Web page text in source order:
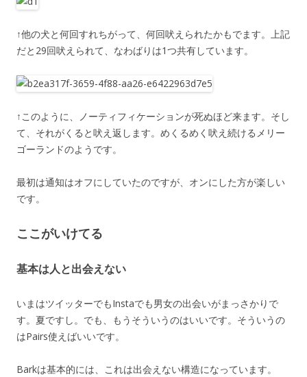
↑他の犬と何回すれちがって、何回吠えられたかもでます。上記
だと29回吠えられて、なわばりは1つ共有しています。
↑このように、ノーティフィケーションが死ぬほど来ます。そし
て、それがくると吠え返します。めくるめく吠え続けるメリー
ゴーランドのようです。
最初は通知はオフにしていたのですが、オンにした方が楽しい
です。
ここがいけてる
基本は人と出会えない
いまはツイッターでもInstaでも男女の出会いがまっさかりで
す。夏ですし。でも、もうそういうのはいいです。そういうの
はPairs使えばいいです。
Barkは基本的には、これは出会えない構造になっています。